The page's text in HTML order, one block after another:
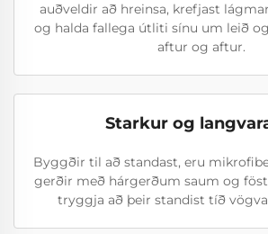
auðveldir að hreinsa, krefjast
og halda fallega útliti sínu um leið
aftur og aftur.
Starkur og
Byggðir til að standast, eru
gerðir með hárgerðum saum og
tryggja að þeir standist tíð